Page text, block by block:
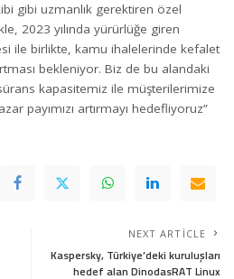
gibi uzmanlık gerektiren özel
2023 yılında yürürlüğe giren
ile birlikte, kamu ihalelerinde kefalet
bekleniyor. Biz de bu alandaki
kapasitemiz ile müşterilerimize
payımızı artırmayı hedefliyoruz”
NEXT ARTICLE
Kaspersky, Türkiye’deki kuruluşları
hedef alan DinodasRAT Linux